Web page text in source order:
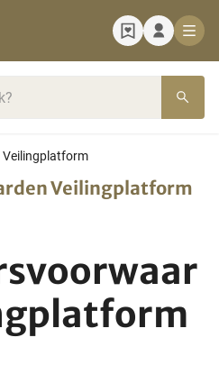
Veilingplatform
Veilingplatform